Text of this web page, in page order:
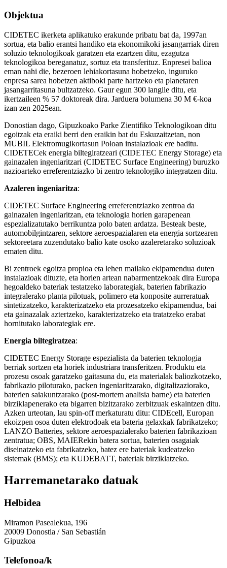
Objektua
CIDETEC ikerketa aplikatuko erakunde pribatu bat da, 1997an
sortua, eta balio erantsi handiko eta ekonomikoki jasangarriak diren
soluzio teknologikoak garatzen eta ezartzen ditu, ezagutza
teknologikoa bereganatuz, sortuz eta transferituz. Enpresei balioa
eman nahi die, bezeroen lehiakortasuna hobetzeko, inguruko
enpresa sarea hobetzen aktiboki parte hartzeko eta planetaren
jasangarritasuna bultzatzeko. Gaur egun 300 langile ditu, eta
ikertzaileen % 57 doktoreak dira. Jarduera bolumena 30 M €-koa
izan zen 2025ean.
Donostian dago, Gipuzkoako Parke Zientifiko Teknologikoan ditu
egoitzak eta eraiki berri den eraikin bat du Eskuzaitzetan, non
MUBIL Elektromugikortasun Poloan instalazioak ere baditu.
CIDETECek energia biltegiratzeari (CIDETEC Energy Storage) eta
gainazalen ingeniaritzari (CIDETEC Surface Engineering) buruzko
nazioarteko erreferentziazko bi zentro teknologiko integratzen ditu.
Azaleren ingeniaritza:
CIDETEC Surface Engineering erreferentziazko zentroa da
gainazalen ingeniaritzan, eta teknologia horien garapenean
espezializatutako berrikuntza polo baten ardatza. Besteak beste,
automobilgintzaren, sektore aeroespazialaren eta energia sortzearen
sektoreetara zuzendutako balio kate osoko azaleretarako soluzioak
ematen ditu.
Bi zentroek egoitza propioa eta lehen mailako ekipamendua duten
instalazioak dituzte, eta horien artean nabarmentzekoak dira Europa
hegoaldeko bateriak testatzeko laborategiak, baterien fabrikazio
integralerako planta pilotuak, polimero eta konposite aurreratuak
sintetizatzeko, karakterizatzeko eta prozesatzeko ekipamendua, bai
eta gainazalak aztertzeko, karakterizatzeko eta tratatzeko erabat
hornitutako laborategiak ere.
Energia biltegiratzea:
CIDETEC Energy Storage espezialista da baterien teknologia
berriak sortzen eta horiek industriara transferitzen. Produktu eta
prozesu osoak garatzeko gaitasuna du, eta materialak baliozkotzeko,
fabrikazio piloturako, packen ingeniaritzarako, digitalizaziorako,
baterien saiakuntzarako (post-mortem analisia barne) eta baterien
birziklapenerako eta bigarren bizitzarako zerbitzuak eskaintzen ditu.
Azken urteotan, lau spin-off merkaturatu ditu: CIDEcell, Europan
ekoizpen osoa duten elektrodoak eta bateria gelaxkak fabrikatzeko;
LANZO Batteries, sektore aeroespazialerako baterien fabrikazioan
zentratua; OBS, MAIERekin batera sortua, baterien osagaiak
diseinatzeko eta fabrikatzeko, batez ere bateriak kudeatzeko
sistemak (BMS); eta KUDEBATT, bateriak birziklatzeko.
Harremanetarako datuak
Helbidea
Miramon Pasealekua, 196
20009 Donostia / San Sebastián
Gipuzkoa
Telefonoa/k